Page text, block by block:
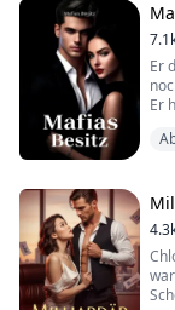
Er
Er
Er
Ich